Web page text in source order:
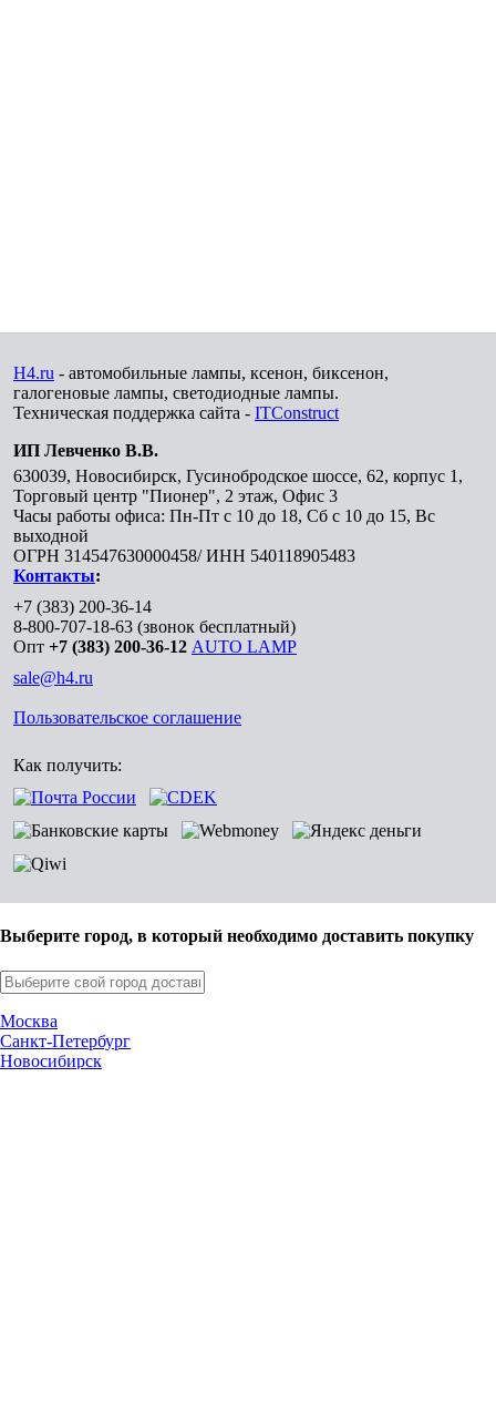
H4.ru - автомобильные лампы, ксенон, биксенон,
галогеновые лампы, светодиодные лампы.
Техническая поддержка сайта - ITConstruct
ИП Левченко В.В.
630039, Новосибирск, Гусинобродское шоссе, 62, корпус 1,
Торговый центр "Пионер", 2 этаж, Офис 3
Часы работы офиса: Пн-Пт с 10 до 18, Сб с 10 до 15, Вс
выходной
ОГРН 314547630000458/ ИНН 540118905483
Контакты:
+7 (383) 200-36-14
8-800-707-18-63 (звонок бесплатный)
Опт +7 (383) 200-36-12 AUTO LAMP
sale@h4.ru
Пользовательское соглашение
Как получить:
Выберите город, в который необходимо доставить покупку
Москва
Санкт-Петербург
Новосибирск